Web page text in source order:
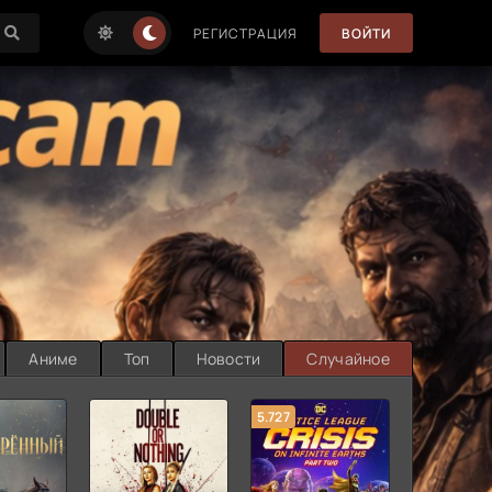
РЕГИСТРАЦИЯ ВОЙТИ
Аниме Топ Новости Случайное
5.727 8.889